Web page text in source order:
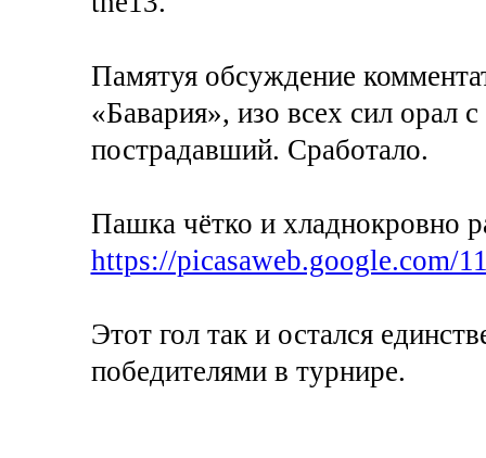
Памятуя обсуждение
«Бавария», изо всех сил
пострадавший. Сработало.
Пашка чётко и хладнокровно
https://picasaweb.google.com/
Этот гол так и остался
победителями в турнире.